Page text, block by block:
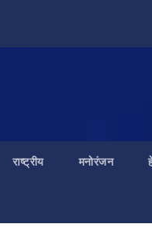
राष्ट्रीय मनोरंजन